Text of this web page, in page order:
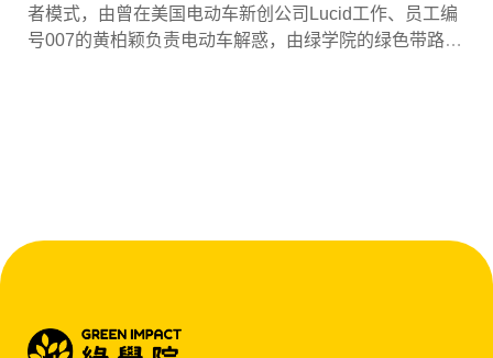
者模式，由曾在美国电动车新创公司Lucid工作、员工编
号007的黄柏颖负责电动车解惑，由绿学院的绿色带路